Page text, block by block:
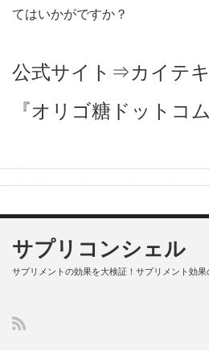
てはいかがですか？
公式サイト⇒カイテ
『オリゴ糖ドットコム
サプリコンシェル
サプリメントの効果を大検証！サプリメント効果